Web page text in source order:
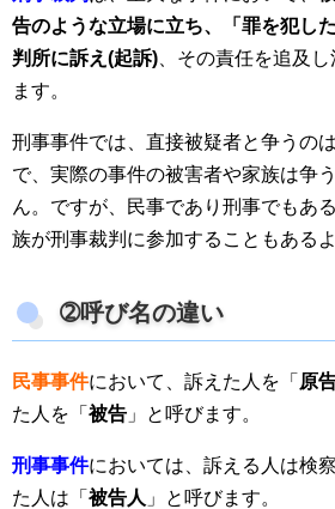
告のような立場に立ち、「罪を犯し
判所に訴え(起訴) 、その責任を追及
ます。
刑事事件では、直接被疑者と争うの
で、実際の事件の被害者や家族は争
ん。ですが、民事であり刑事でもあ
族が刑事裁判に参加することもあるよ
➁呼び名の違い
民事事件において、訴えた人を「 原
た人を「 被告 」と呼びます。
刑事事件においては、訴える人は検
た人は「 被告人 」と呼びます。